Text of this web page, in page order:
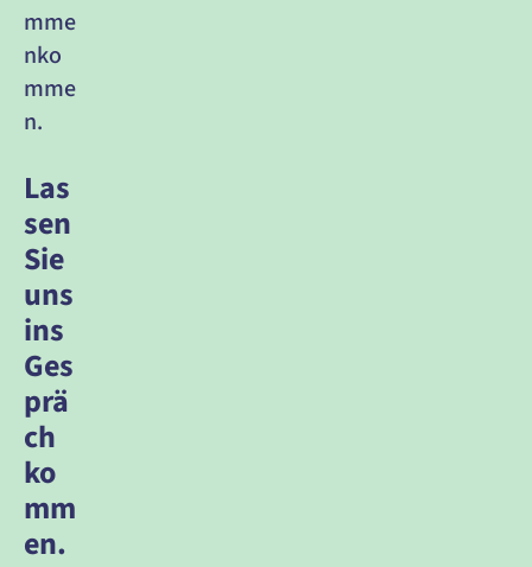
mme
nko
mme
n.
Las
sen
Sie
uns
ins
Ges
prä
ch
ko
mm
en.